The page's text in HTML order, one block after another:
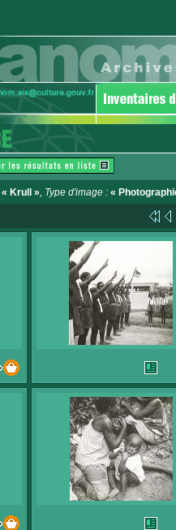
« Krull », Type d'image : «